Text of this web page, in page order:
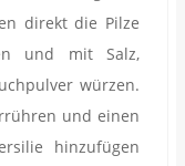
direkt die Pilze
und mit Salz,
würzen.
und einen
hinzufügen